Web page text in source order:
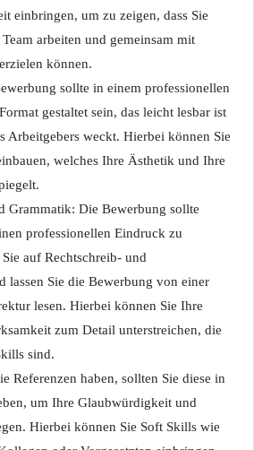
einbringen, um zu zeigen, dass Sie
arbeiten und gemeinsam mit
können.
sollte in einem professionellen
gestaltet sein, das leicht lesbar ist
Arbeitgebers weckt. Hierbei können Sie
welches Ihre Ästhetik und Ihre
Grammatik: Die Bewerbung sollte
professionellen Eindruck zu
auf Rechtschreib- und
lassen Sie die Bewerbung von einer
lesen. Hierbei können Sie Ihre
zum Detail unterstreichen, die
sind.
Referenzen haben, sollten Sie diese in
um Ihre Glaubwürdigkeit und
Hierbei können Sie Soft Skills wie